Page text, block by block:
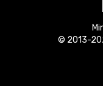
© 2013-